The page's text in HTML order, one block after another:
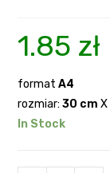
1.85 zł
formatA4
rozmiar:30 cm X
In Stock